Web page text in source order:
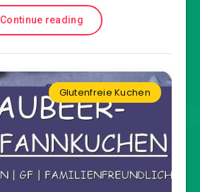
Continue reading
Glutenfreie Kuchen